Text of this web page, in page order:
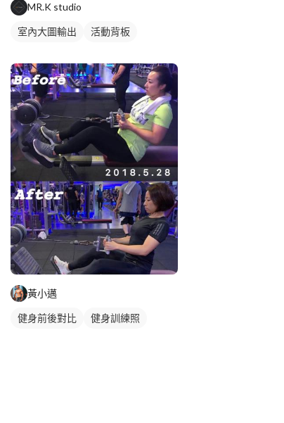
MR.K studio
室內大圖輸出 活動背板
黃小邁
健身前後對比 健身訓練照